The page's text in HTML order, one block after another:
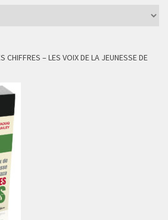
CHIFFRES – LES VOIX DE LA JEUNESSE DE